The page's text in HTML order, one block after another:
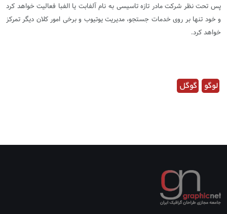
پس تحت نظر شرکت مادر تازه تاسیسی به نام آلفابت یا الفبا فعالیت خواهد کرد
و خود تنها بر روی خدمات جستجو، مدیریت یوتیوب و برخی امور کلان دیگر تمرکز
خواهد کرد.
لوگو گوگل